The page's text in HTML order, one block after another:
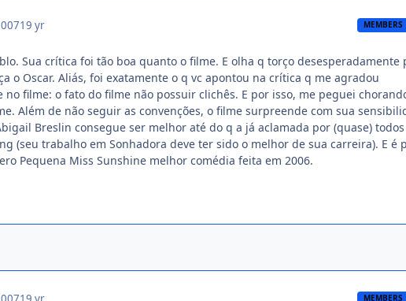
19 yr MEMBERS
Sua crítica foi tão boa quanto o filme. E olha q torço desesperadamente
o Oscar. Aliás, foi exatamente o q vc apontou na crítica q me agradou
no filme: o fato do filme não possuir clichês. E por isso, me peguei
Além de não seguir as convenções, o filme surpreende com sua
Breslin consegue ser melhor até do q a já aclamada por (quase) todos
(seu trabalho em Sonhadora deve ter sido o melhor de sua carreira). E é
Pequena Miss Sunshine melhor comédia feita em 2006.
MEMBERS